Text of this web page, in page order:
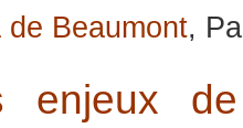
de Beaumont,
enjeux